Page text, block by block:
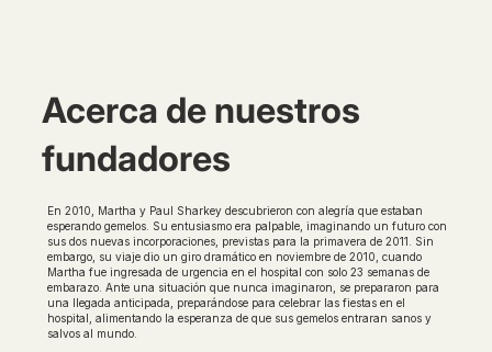
Acerca de nuestros
fundadores
En 2010, Martha y Paul Sharkey descubrieron con alegría que estaban
esperando gemelos. Su entusiasmo era palpable, imaginando un futuro con
sus dos nuevas incorporaciones, previstas para la primavera de 2011. Sin
embargo, su viaje dio un giro dramático en noviembre de 2010, cuando
Martha fue ingresada de urgencia en el hospital con solo 23 semanas de
embarazo. Ante una situación que nunca imaginaron, se prepararon para
una llegada anticipada, preparándose para celebrar las fiestas en el
hospital, alimentando la esperanza de que sus gemelos entraran sanos y
salvos al mundo.